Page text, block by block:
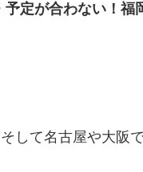
定が合わない！福
して名古屋や大阪